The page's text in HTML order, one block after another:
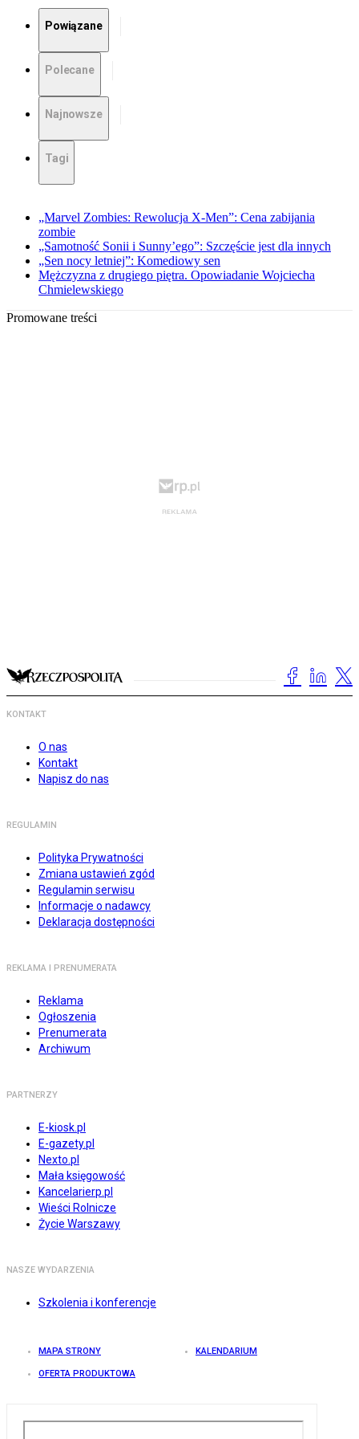
Powiązane
Polecane
Najnowsze
Tagi
„Marvel Zombies: Rewolucja X-Men”: Cena zabijania
zombie
„Samotność Sonii i Sunny’ego”: Szczęście jest dla innych
„Sen nocy letniej”: Komediowy sen
Mężczyzna z drugiego piętra. Opowiadanie Wojciecha
Chmielewskiego
Promowane treści
KONTAKT
O nas
Kontakt
Napisz do nas
REGULAMIN
Polityka Prywatności
Zmiana ustawień zgód
Regulamin serwisu
Informacje o nadawcy
Deklaracja dostępności
REKLAMA I PRENUMERATA
Reklama
Ogłoszenia
Prenumerata
Archiwum
PARTNERZY
E-kiosk.pl
E-gazety.pl
Nexto.pl
Mała księgowość
Kancelarierp.pl
Wieści Rolnicze
Życie Warszawy
NASZE WYDARZENIA
Szkolenia i konferencje
MAPA STRONY KALENDARIUM
OFERTA PRODUKTOWA